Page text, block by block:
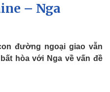
Giáo dục
Dấu ấn VOV
– Nga
đường ngoại giao vẫn
hòa với Nga về vấn đề